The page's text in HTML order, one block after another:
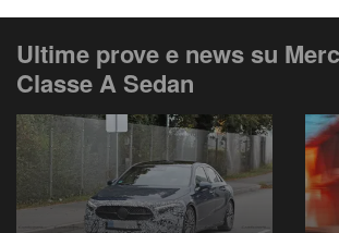
Ultime prove e news su
Classe A Sedan